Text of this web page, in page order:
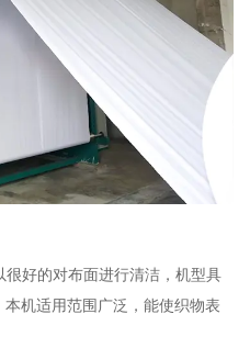
很好的对布面进行清洁，机型具
机适用范围广泛，能使织物表